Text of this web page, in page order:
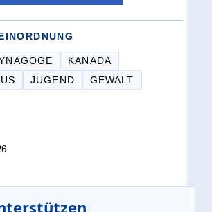
KANADA
JUGEND GEWALT